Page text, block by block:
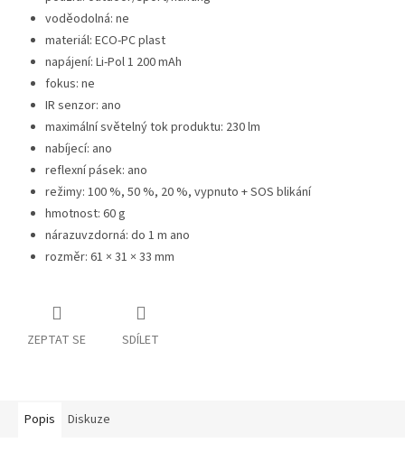
voděodolná: ne
materiál: ECO-PC plast
napájení: Li-Pol 1 200 mAh
fokus: ne
IR senzor: ano
maximální světelný tok produktu: 230 lm
nabíjecí: ano
reflexní pásek: ano
režimy: 100 %, 50 %, 20 %, vypnuto + SOS blikání
hmotnost: 60 g
nárazuvzdorná: do 1 m ano
rozměr: 61 × 31 × 33 mm
ZEPTAT SE SDÍLET
Popis Diskuze